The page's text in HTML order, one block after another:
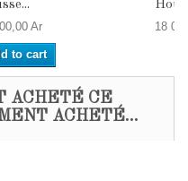
Ar
to cart
18
ACHETÉ CE
ACHETÉ...